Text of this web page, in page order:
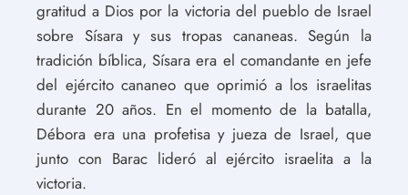
gratitud a Dios por la victoria del pueblo de Israel
sobre Sísara y sus tropas cananeas. Según la
tradición bíblica, Sísara era el comandante en jefe
del ejército cananeo que oprimió a los israelitas
durante 20 años. En el momento de la batalla,
Débora era una profetisa y jueza de Israel, que
junto con Barac lideró al ejército israelita a la
victoria.